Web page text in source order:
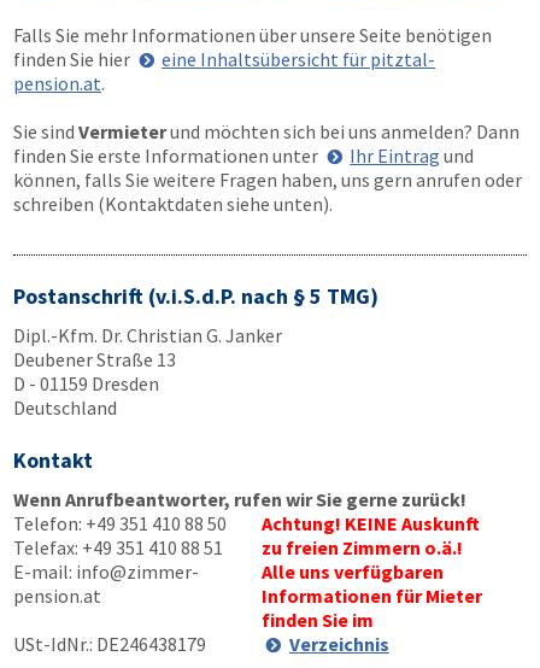
Falls Sie mehr Informationen über unsere Seite benötigen
finden Sie hier
eine Inhaltsübersicht für pitztal-
pension.at.
Sie sind Vermieterund möchten sich bei uns anmelden? Dann
finden Sie erste Informationen unter
Ihr Eintrag und
können, falls Sie weitere Fragen haben, uns gern anrufen oder
schreiben (Kontaktdaten siehe unten).
Postanschrift (v.i.S.d.P. nach § 5 TMG)
Dipl.-Kfm. Dr. Christian G. Janker
Deubener Straße 13
D - 01159 Dresden
Deutschland
Kontakt
Wenn Anrufbeantworter, rufen wir Sie gerne zurück!
Telefon: +49 351 410 88 50
Telefax: +49 351 410 88 51
E-mail: info@zimmer-
pension.at
USt-IdNr.: DE246438179
Achtung! KEINE Auskunft
zu freien Zimmern o.ä.!
Alle uns verfügbaren
Informationen für Mieter
finden Sie im
Verzeichnis